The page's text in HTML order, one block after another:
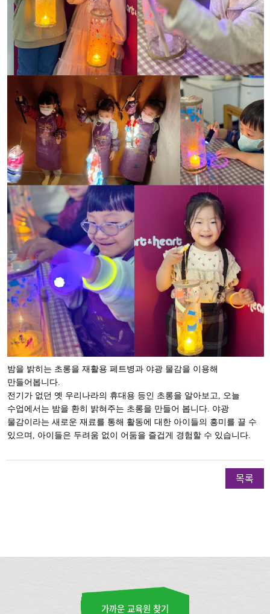
밤을 밝히는 초롱을 재활용 페트병과 야광 물감을 이용해
만들어봅니다.
전기가 없던 옛 우리나라의 휴대용 등인 초롱을 알아보고, 오늘
수업에서는 밤을 환히 밝혀주는 초롱을 만들어 봅니다. 야광
물감이라는 새로운 재료를 통해 활동에 대한 아이들의 흥미를 끌 수
있으며, 아이들은 두려움 없이 어둠을 즐겁게 경험할 수 있습니다.
목록
가까운 교육원 찾기